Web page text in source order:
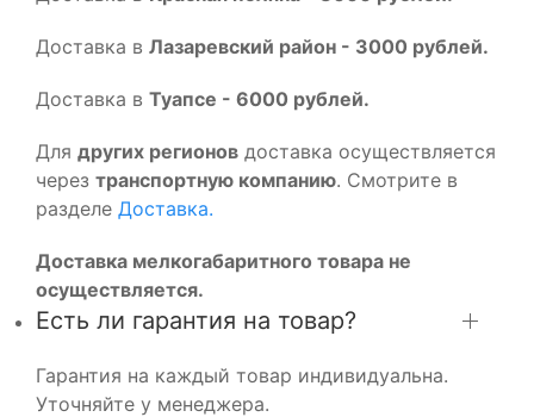
Доставка в Лазаревский район - 3000 рублей.
Доставка в Туапсе - 6000 рублей.
Для других регионов доставка осуществляется
через транспортную компанию. Смотрите в
разделе Доставка.
Доставка мелкогабаритного товара не
осуществляется.
Есть ли гарантия на товар?
Гарантия на каждый товар индивидуальна.
Уточняйте у менеджера.